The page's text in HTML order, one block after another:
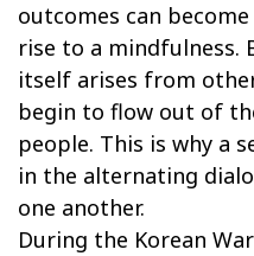
outcomes can
rise to a mindfulness.
itself arises from
begin to flow out of
people. This is why a
in the alternating
one another.
During the Korean